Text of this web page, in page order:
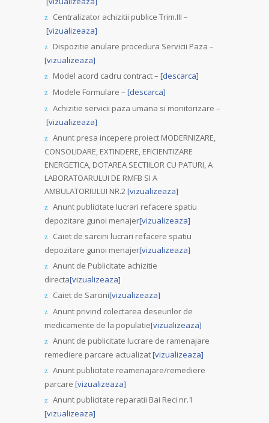
Centralizator achizitii publice Trim.III –
[vizualizeaza]
Dispozitie anulare procedura Servicii Paza –
[vizualizeaza]
Model acord cadru contract – [descarca]
Modele Formulare – [descarca]
Achizitie servicii paza umana si monitorizare –
[vizualizeaza]
Anunt presa incepere proiect MODERNIZARE,
CONSOLIDARE, EXTINDERE, EFICIENTIZARE
ENERGETICA, DOTAREA SECTIILOR CU PATURI, A
LABORATOARULUI DE RMFB SI A
AMBULATORIULUI NR.2[vizualizeaza]
Anunt publicitate lucrari refacere spatiu
depozitare gunoi menajer[vizualizeaza]
Caiet de sarcini lucrari refacere spatiu
depozitare gunoi menajer[vizualizeaza]
Anunt de Publicitate achizitie
directa[vizualizeaza]
Caiet de Sarcini[vizualizeaza]
Anunt privind colectarea deseurilor de
medicamente de la populatie[vizualizeaza]
Anunt de publicitate lucrare de ramenajare
remediere parcare actualizat[vizualizeaza]
Anunt publicitate reamenajare/remediere
parcare [vizualizeaza]
Anunt publicitate reparatii Bai Reci nr.1
[vizualizeaza]